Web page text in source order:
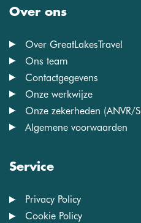
Over ons
Over GreatLakesTravel
Ons team
Contactgegevens
Onze werkwijze
Onze zekerheden (ANVR/
Algemene voorwaarden
Service
Privacy Policy
Cookie Policy